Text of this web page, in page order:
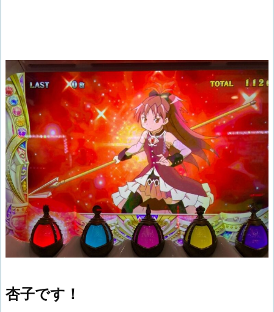
杏子です！